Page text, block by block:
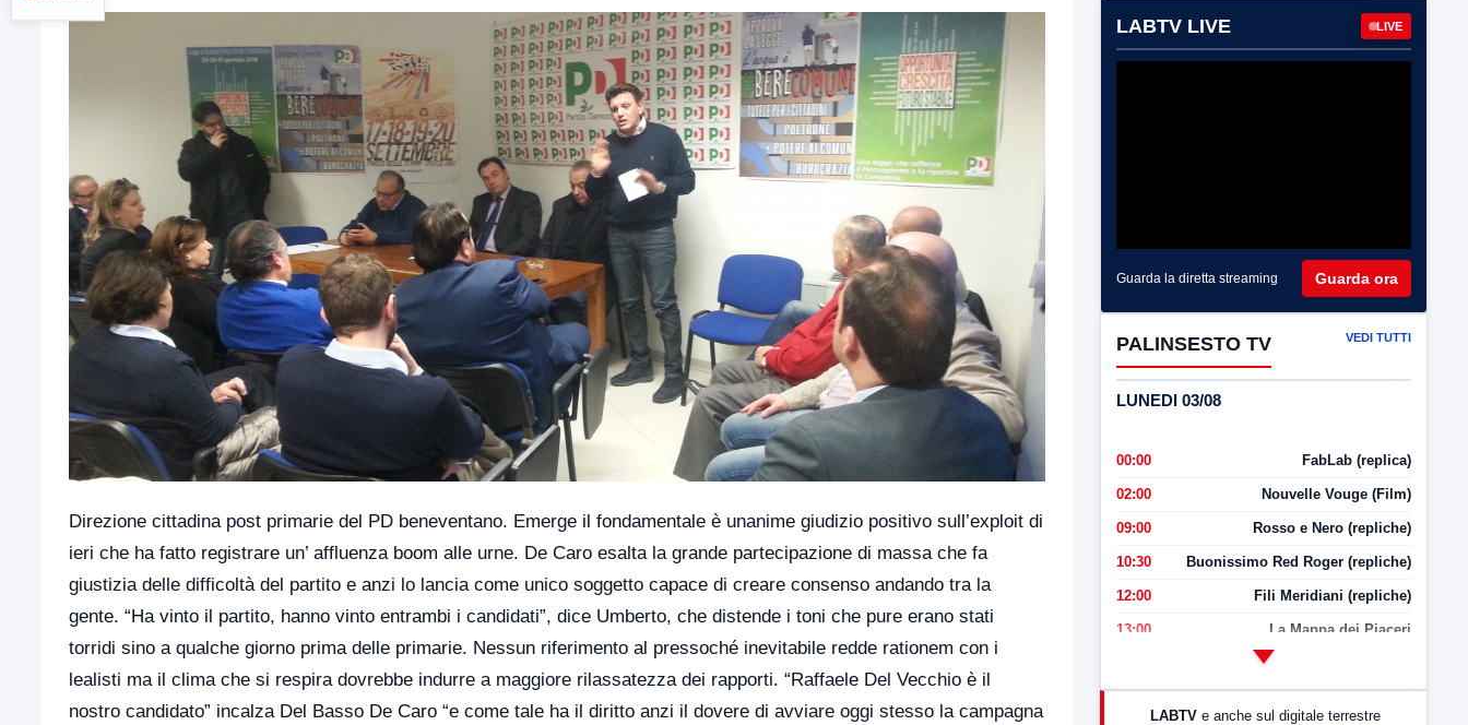
Direzione cittadina post primarie del PD beneventano. Emerge il fondamentale è unanime giudizio positivo sull’exploit di
ieri che ha fatto registrare un’ affluenza boom alle urne. De Caro esalta la grande partecipazione di massa che fa
giustizia delle difficoltà del partito e anzi lo lancia come unico soggetto capace di creare consenso andando tra la
gente. “Ha vinto il partito, hanno vinto entrambi i candidati”, dice Umberto, che distende i toni che pure erano stati
torridi sino a qualche giorno prima delle primarie. Nessun riferimento al pressoché inevitabile redde rationem con i
lealisti ma il clima che si respira dovrebbe indurre a maggiore rilassatezza dei rapporti. “Raffaele Del Vecchio è il
nostro candidato” incalza Del Basso De Caro “e come tale ha il diritto anzi il dovere di avviare oggi stesso la campagna
LABTV LIVE LIVE
Guarda la diretta streaming Guarda ora
PALINSESTO TV VEDI TUTTI
LUNEDI 03/08
00:00 FabLab (replica)
02:00 Nouvelle Vouge (Film)
09:00 Rosso e Nero (repliche)
10:30 Buonissimo Red Roger (repliche)
12:00 Fili Meridiani (repliche)
13:00 La Mappa dei Piaceri
LABTV e anche sul digitale terrestre